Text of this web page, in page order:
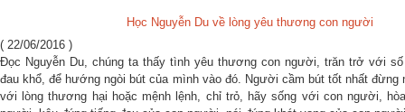
Học Nguyễn Du về lòng yêu thương con người
( 22/06/2016 )
Đọc Nguyễn Du, chúng ta thấy tình yêu thương con người, trăn trở với
đau khổ, để hướng ngòi bút của mình vào đó. Người cầm bút tốt nhất
với lòng thương hại hoặc mệnh lệnh, chỉ trỏ, hãy sống với con người,